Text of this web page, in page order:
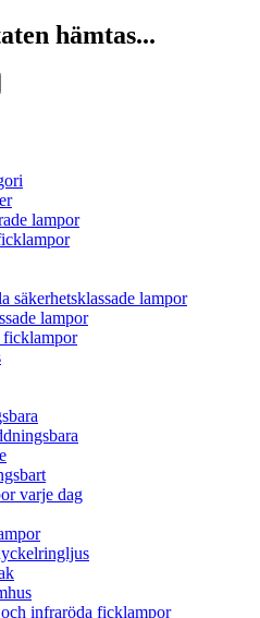
hämtas...
lampor
säkerhetsklassade lampor
lampor
varje dag
infraröda ficklampor